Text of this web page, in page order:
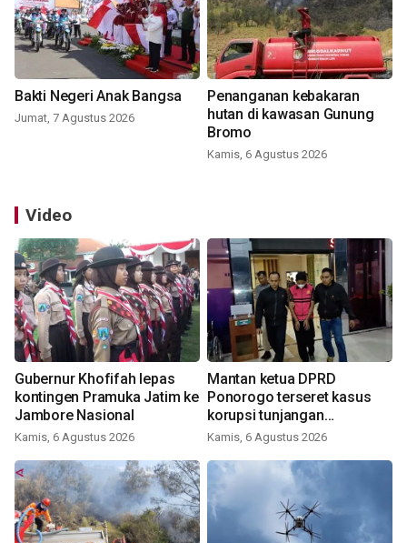
Bakti Negeri Anak Bangsa
Jumat, 7 Agustus 2026
Penanganan kebakaran
hutan di kawasan Gunung
Bromo
Kamis, 6 Agustus 2026
Video
Gubernur Khofifah lepas
kontingen Pramuka Jatim ke
Jambore Nasional
Kamis, 6 Agustus 2026
Mantan ketua DPRD
Ponorogo terseret kasus
korupsi tunjangan
perumahan
Kamis, 6 Agustus 2026